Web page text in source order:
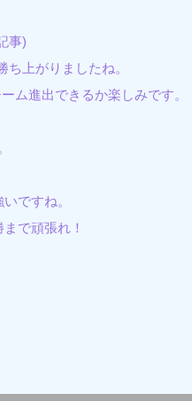
事)
上がりましたね。
ム進出できるか楽しみです。
ですね。
で頑張れ！